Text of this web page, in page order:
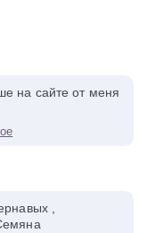
на сайте от меня
,